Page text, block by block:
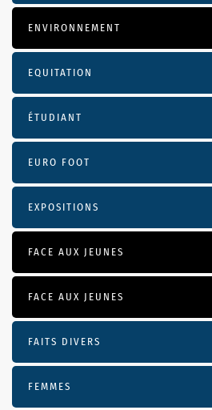
ENVIRONNEMENT
EQUITATION
ÉTUDIANT
EURO FOOT
EXPOSITIONS
FACE AUX JEUNES
FACE AUX JEUNES
FAITS DIVERS
FEMMES